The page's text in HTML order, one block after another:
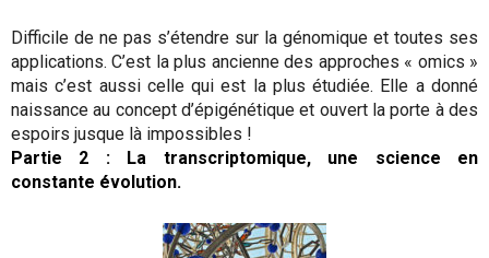
Difficile de ne pas s’étendre sur la génomique et toutes ses
applications. C’est la plus ancienne des approches « omics »
mais c’est aussi celle qui est la plus étudiée. Elle a donné
naissance au concept d’épigénétique et ouvert la porte à des
espoirs jusque là impossibles !
Partie 2 : La transcriptomique, une science en
constante évolution.